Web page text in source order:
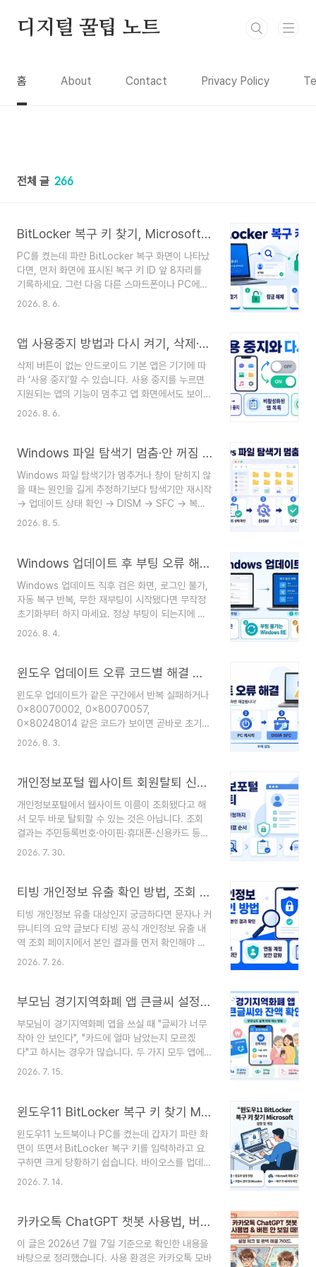
디지털 꿀팁 노트
홈 About Contact Privacy Policy
전체 글 266
BitLocker 복구 키 찾기, Microsoft 계정·회사 계정 조회와 없을 때 대처
PC를 켰는데 파란 BitLocker 복구 화면이 나타났
다면, 먼저 화면에 표시된 복구 키 ID 앞 8자리를
기록하세요. 그런 다음 다른 스마트폰이나 PC에서
개인 Microsoft 계정 또는 회사·학교 계정에 로그
다.정보 기준일: 2026년 8월 6일 · Microsoft 공
안내를 기준으로 확인했습니다.한줄 결론복구 화면
의 키 ID 앞 8자리를 메모한 뒤, 다른 기기에서 해
당 PC에 연결된 Microsoft 계정이나 회사·학교
계정으로 로그인해 같은 ID의 48자리 키를 찾아 입
2026. 8. 6.
앱 사용중지 방법과 다시 켜기, 삭제·강제 중지 차이 확인
삭제 버튼이 없는 안드로이드 기본 앱은 기기에 따
라 ‘사용 중지’할 수 있습니다. 사용 중지를 누르면
지원되는 앱의 기능이 멈추고 앱 화면에서도 보이지
않을 수 있지만, 앱이 완전히 삭제되는 것은 아닙니
든 시스템 앱에 사용 중지 기능이 제공되는 것은 아
다를 수 있습니다.정보 기준일: 2026년 8월 6일 ·
Android와 One UI의 메뉴 명칭은 기기 모델, 제
조사, 소프트웨어 버전에 따라 다를 수 있습니다.한
줄 결론삭제할 수 없는 일부 사전 설치 앱은 설정에
2026. 8. 6.
Windows 파일 탐색기 멈춤·안 꺼짐 해결, 재시작부터 DISM·SFC 복구 순서
Windows 파일 탐색기가 멈추거나 창이 닫히지 않
을 때는 원인을 길게 추정하기보다 탐색기만 재시작
→ 업데이트 상태 확인 → DISM → SFC → 복구
옵션 순서로 진행하는 편이 안전합니다. 앞 단계에
료가 정상인지 확인하세요.공식 정보 확인 기준일:
파일 탐색기 문제 해결, Windows 업데이트 문제
해결, DISM·SFC 시스템 파일 복구, Windows 복
구 옵션 안내를 기준으로 갱신했습니다. 메뉴 이름
은 Windows 버전과 장치 관리 정책에 따라 조금
2026. 8. 5.
Windows 업데이트 후 부팅 오류 해결, 업데이트 제거·복구환경 진입
Windows 업데이트 직후 검은 화면, 로그인 불가,
자동 복구 반복, 무한 재부팅이 시작됐다면 무작정
초기화부터 하지 마세요. 정상 부팅이 되는지에 따
라 설정에서 최근 업데이트를 제거할지, Windows
니다.공식 정보 확인 기준일: 2026년 8월 4일 한
제거, Windows 복구 환경, BitLocker 복구 키,
Windows 복구 옵션 안내를 기준으로 정리했습니
다. 화면 이름은 Windows 버전·에디션·제조사 복
구 구성에 따라 조금 다를 수 있습니다.한줄 결론정
2026. 8. 4.
윈도우 업데이트 오류 코드별 해결 순서, 문제 해결사부터 시스템 복구까지
윈도우 업데이트가 같은 구간에서 반복 실패하거나
0x80070002, 0x80070057,
0x80248014 같은 코드가 보이면 곧바로 초기화
부터 할 필요는 없습니다. 먼저 오류 화면과 업데이
복구와 현재 Windows 버전 재설치 복구로 넘어가
Microsoft 공식 Windows 업데이트 문제 해결,
시스템 파일 검사기, 현재 Windows 버전 재설치
안내를 기준으로 정리했습니다. 메뉴 이름은
Windows 버전과 관리 정책에 따라 조금 다를 수
2026. 8. 3.
개인정보포털 웹사이트 회원탈퇴 신청 방법, 조회돼도 탈퇴할 수 없는 이유
개인정보포털에서 웹사이트 이름이 조회됐다고 해
서 모두 바로 탈퇴할 수 있는 것은 아닙니다. 조회
결과는 주민등록번호·아이핀·휴대폰·신용카드 등으
로 본인확인을 했던 내역을 바탕으로 보여주는 것이
우에는 해당 사이트에서 직접 탈퇴하거나 개인정보
7월 30일 · 개인정보보호위원회 개인정보포털 공
식 안내 기준한줄 결론개인정보포털은 본인확인 내
역을 바탕으로 회원탈퇴를 대신 요청해 주는 지원
서비스입니다. 조회되더라도 실제 회원이 아니거나,
리개인정보포털에서 웹..
2026. 7. 30.
티빙 개인정보 유출 확인 방법, 조회 후 비밀번호·계정 보안 조치 정리
티빙 개인정보 유출 대상인지 궁금하다면 문자나 커
뮤니티의 요약 글보다 티빙 공식 개인정보 유출 내
역 조회 페이지에서 본인 결과를 먼저 확인해야 합
니다. 조회 후에는 모든 사람에게 같은 조치를 적용
메일·휴대전화·환불 계좌를 순서대로 점검하는 것이
티빙 공식 조회 페이지, 티빙 계정 안내, 개인정보보
호위원회 및 개인정보 포털 공개 자료를 확인해 작
성했습니다. 개인정보위의 최종 조사 결과와 티빙의
후속 안내는 이후 달라질 수 있습니다.한줄 결론티
정 보안 점검 →..
2026. 7. 26.
부모님 경기지역화폐 앱 큰글씨 설정과 카드 잔액 확인 방법 정리
부모님이 경기지역화폐 앱을 쓰실 때 "글씨가 너무
작아 안 보인다", "카드에 얼마 남았는지 모르겠
다"고 하시는 경우가 많습니다. 두 가지 모두 앱에서
간단히 해결할 수 있습니다. 이 글에서는 앱 글씨를
하시거나, 자녀가 대신 설정해 드릴 때 참고하시면
앱 안내와 공개 자료를 바탕으로 작성했습니다. 앱
화면 구성과 버튼 위치, 명칭은 업데이트에 따라 달
라질 수 있으므로 실제 화면과 함께 확인해 주세요.
한줄 결론큰글씨는 앱 홈 화면 상단의 큰글씨 버튼
앱 ..
2026. 7. 15.
윈도우11 BitLocker 복구 키 찾기 Microsoft 계정에서 확인하는 방법
윈도우11 노트북이나 PC를 켰는데 갑자기 파란 화
면이 뜨면서 BitLocker 복구 키를 입력하라고 요
구하면 크게 당황하기 쉽습니다. 바이오스를 업데이
트했거나, 부품을 교체했거나, 보안 관련 변화가 생
백업되어 있어 다른 기기에서 로그인만 하면 확인할
확인한 마이크로소프트 공식 안내를 바탕으로, 복구
키를 어디에서 어떤 순서로 찾는지 단계별로 정리했
2026. 7. 14.
카카오톡 ChatGPT 챗봇 사용법, 버튼 안 보일 때 확인할 설정까지 정리
이 글은 2026년 7월 7일 기준으로 확인한 내용을
바탕으로 정리했습니다. 사용 환경은 카카오톡 모바